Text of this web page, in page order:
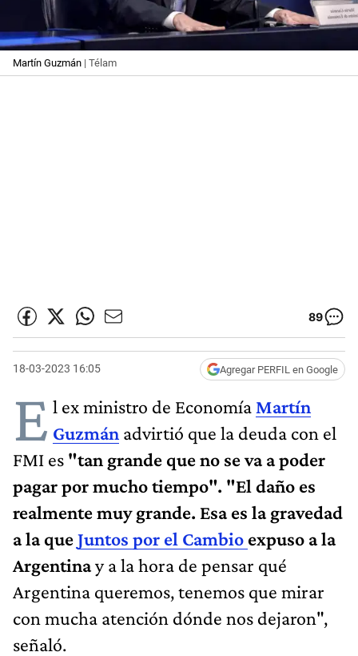
Martín Guzmán | Télam
89
18-03-2023 16:05 Agregar PERFIL en Google
E l ex ministro de Economía Martín
Guzmán advirtió que la deuda con el
FMI es "tan grande que no se va a poder
pagar por mucho tiempo". "El daño es
realmente muy grande. Esa es la gravedad
a la queJuntos por el Cambio expuso a la
Argentinay a la hora de pensar qué
Argentina queremos, tenemos que mirar
con mucha atención dónde nos dejaron",
señaló.